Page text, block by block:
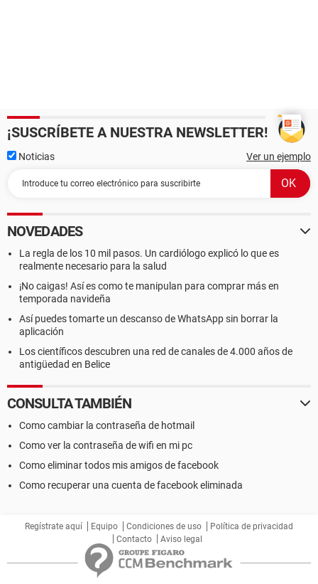
¡SUSCRÍBETE A NUESTRA NEWSLETTER!
Noticias Ver un ejemplo
NOVEDADES
La regla de los 10 mil pasos. Un cardiólogo explicó lo que es
realmente necesario para la salud
¡No caigas! Así es como te manipulan para comprar más en
temporada navideña
Así puedes tomarte un descanso de WhatsApp sin borrar la
aplicación
Los científicos descubren una red de canales de 4.000 años de
antigüedad en Belice
CONSULTA TAMBIÉN
Como cambiar la contraseña de hotmail
Como ver la contraseña de wifi en mi pc
Como eliminar todos mis amigos de facebook
Como recuperar una cuenta de facebook eliminada
Regístrate aquí Equipo Condiciones de uso
Política de privacidad
Contacto
Aviso legal